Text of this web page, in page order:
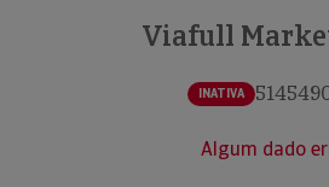
Viafull
INATIVA
Algum dado